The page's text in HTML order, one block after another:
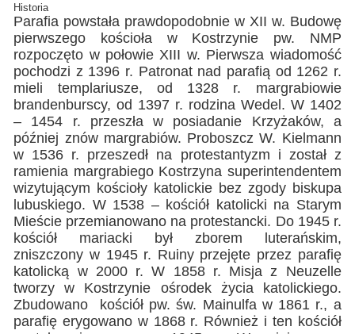
Historia
Parafia powstała prawdopodobnie w XII w. Budowę
pierwszego kościoła w Kostrzynie pw. NMP
rozpoczęto w połowie XIII w. Pierwsza wiadomość
pochodzi z 1396 r. Patronat nad parafią od 1262 r.
mieli templariusze, od 1328 r. margrabiowie
brandenburscy, od 1397 r. rodzina Wedel. W 1402
– 1454 r. przeszła w posiadanie Krzyżaków, a
później znów margrabiów. Proboszcz W. Kielmann
w 1536 r. przeszedł na protestantyzm i został z
ramienia margrabiego Kostrzyna superintendentem
wizytującym kościoły katolickie bez zgody biskupa
lubuskiego. W 1538 – kościół katolicki na Starym
Mieście przemianowano na protestancki. Do 1945 r.
kościół mariacki był zborem luterańskim,
zniszczony w 1945 r. Ruiny przejęte przez parafię
katolicką w 2000 r. W 1858 r. Misja z Neuzelle
tworzy w Kostrzynie ośrodek życia katolickiego.
Zbudowano kościół pw. św. Mainulfa w 1861 r., a
parafię erygowano w 1868 r. Również i ten kościół